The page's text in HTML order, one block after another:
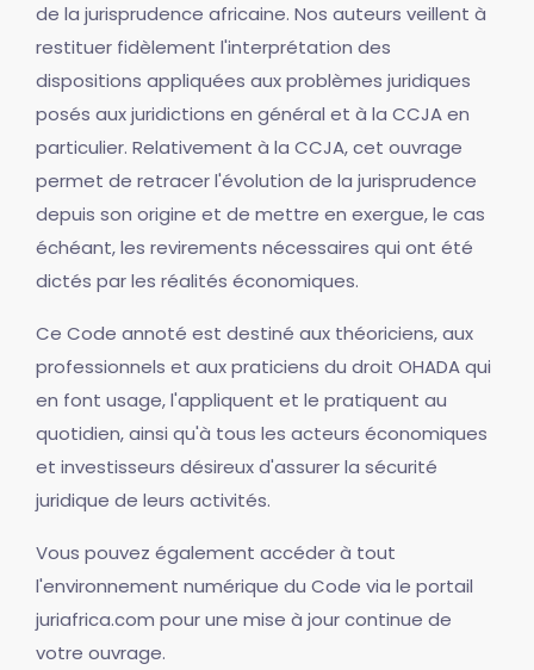
de la jurisprudence africaine. Nos auteurs veillent à
restituer fidèlement l'interprétation des
dispositions appliquées aux problèmes juridiques
posés aux juridictions en général et à la CCJA en
particulier. Relativement à la CCJA, cet ouvrage
permet de retracer l'évolution de la jurisprudence
depuis son origine et de mettre en exergue, le cas
échéant, les revirements nécessaires qui ont été
dictés par les réalités économiques.
Ce Code annoté est destiné aux théoriciens, aux
professionnels et aux praticiens du droit OHADA qui
en font usage, l'appliquent et le pratiquent au
quotidien, ainsi qu'à tous les acteurs économiques
et investisseurs désireux d'assurer la sécurité
juridique de leurs activités.
Vous pouvez également accéder à tout
l'environnement numérique du Code via le portail
juriafrica.com pour une mise à jour continue de
votre ouvrage.